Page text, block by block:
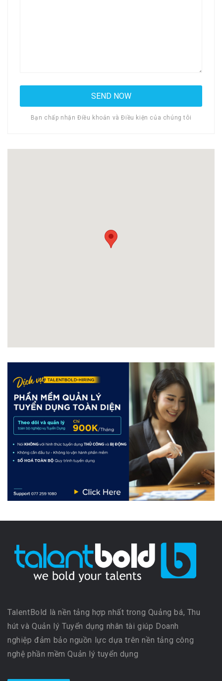
Bạn chấp nhận Điều khoản và Điều kiện của chúng tôi
TalentBold là nền tảng hợp nhất trong Quảng bá, Thu
hút và Quản lý Tuyển dụng nhân tài giúp Doanh
nghiệp đảm bảo nguồn lực dựa trên nền tảng công
nghệ phần mềm Quản lý tuyển dụng